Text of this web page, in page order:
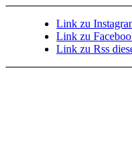
Link zu
Link zu
Link zu Rss